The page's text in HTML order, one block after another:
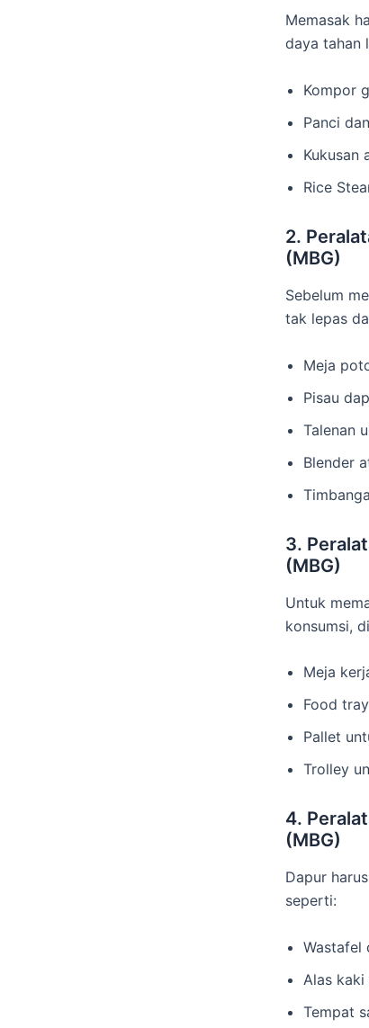
Memasak
daya tahan
Kompor
Panci
Kukusan
Rice
2.
(MBG)
Sebelum
tak lepas
Meja
Pisau
Talenan
Blender
3.
(MBG)
Untuk
konsumsi,
Meja
Food
Pallet
Trolley
4.
(MBG)
Dapur
seperti:
Wastafel
Alas
Tempat